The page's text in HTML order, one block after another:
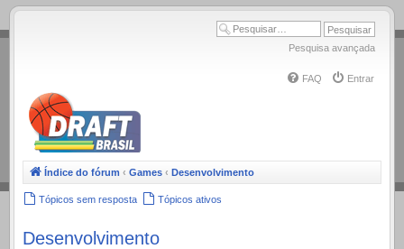
.
Pesquisa avançada
FAQ Entrar
Índice do fórum ‹ Games ‹ Desenvolvimento
Tópicos sem resposta Tópicos ativos
Desenvolvimento